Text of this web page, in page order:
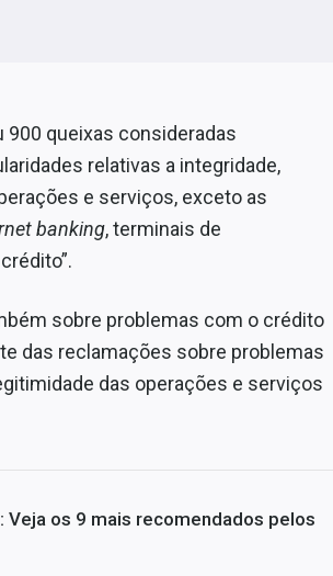
900 queixas consideradas
relativas a integridade,
e serviços, exceto as
banking, terminais de
sobre problemas com o crédito
das reclamações sobre problemas
das operações e serviços
Veja os 9 mais recomendados pelos